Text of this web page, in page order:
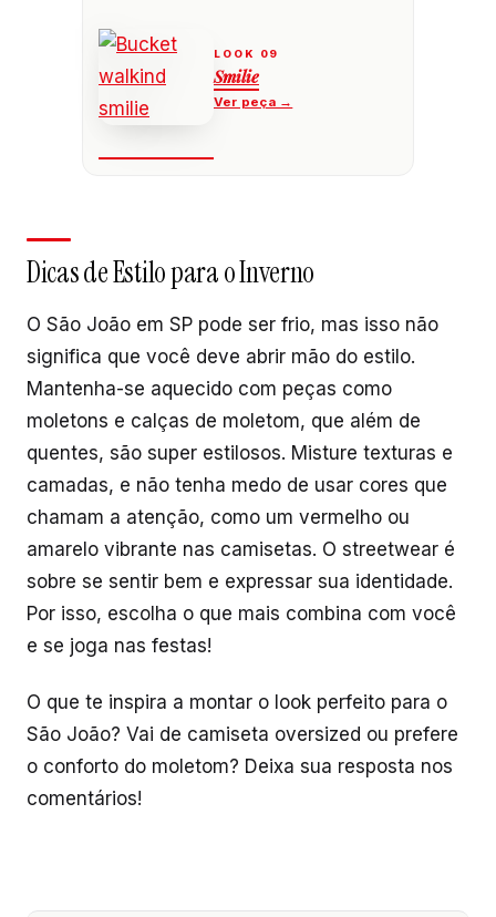
Smilie
Dicas de Estilo para o Inverno
O São João em SP pode ser frio, mas isso não
significa que você deve abrir mão do estilo.
Mantenha-se aquecido com peças como
moletons e calças de moletom, que além de
quentes, são super estilosos. Misture texturas e
camadas, e não tenha medo de usar cores que
chamam a atenção, como um vermelho ou
amarelo vibrante nas camisetas. O streetwear é
sobre se sentir bem e expressar sua identidade.
Por isso, escolha o que mais combina com você
e se joga nas festas!
O que te inspira a montar o look perfeito para o
São João? Vai de camiseta oversized ou prefere
o conforto do moletom? Deixa sua resposta nos
comentários!